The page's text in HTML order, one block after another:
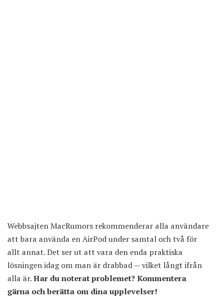
WebbsajtenMacRumors rekommenderar alla användare
att bara använda en AirPod under samtal och två för
allt annat. Det ser ut att vara den enda praktiska
lösningen idag om man är drabbad — vilket långt ifrån
alla är.Har du noterat problemet? Kommentera
gärna och berätta om dina upplevelser!